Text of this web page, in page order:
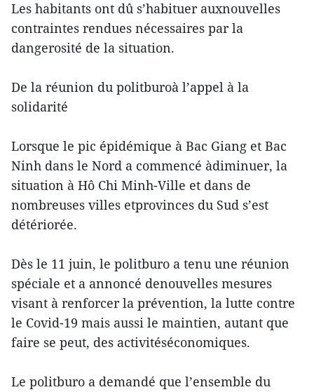
Les habitants ont dû s’habituer auxnouvelles
contraintes rendues nécessaires par la
dangerosité de la situation.
De la réunion du politburoà l’appel à la
solidarité
Lorsque le pic épidémique à Bac Giang et Bac
Ninh dans le Nord a commencé àdiminuer, la
situation à Hô Chi Minh-Ville et dans de
nombreuses villes etprovinces du Sud s’est
détériorée.
Dès le 11 juin, le politburo a tenu une réunion
spéciale et a annoncé denouvelles mesures
visant à renforcer la prévention, la lutte contre
le Covid-19 mais aussi le maintien, autant que
faire se peut, des activitéséconomiques.
Le politburo a demandé que l’ensemble du